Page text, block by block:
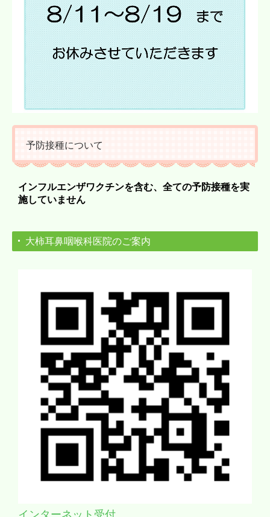
予防接種について
インフルエンザワクチンを含む、 全ての予防接種を実
施していません
大柿耳鼻咽喉科医院のご案内
インターネット受付